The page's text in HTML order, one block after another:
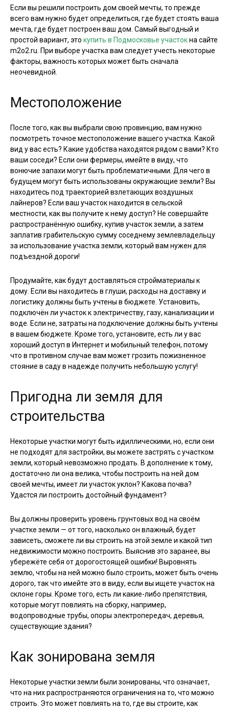
Если вы решили построить дом своей мечты, то прежде
всего вам нужно будет определиться, где будет стоять ваша
мечта, где будет построен ваш дом. Самый выгодный и
простой вариант, это купить в Подмосковье участокна сайте
m2o2.ru. При выборе участка вам следует учесть некоторые
факторы, важность которых может быть сначала
неочевидной.
Местоположение
После того, как вы выбрали свою провинцию, вам нужно
посмотреть точное местоположение вашего участка. Какой
вид у вас есть? Какие удобства находятся рядом с вами? Кто
ваши соседи? Если они фермеры, имейте в виду, что
вонючие запахи могут быть проблематичными. Для чего в
будущем могут быть использованы окружающие земли? Вы
находитесь под траекторией взлетающих воздушных
лайнеров? Если ваш участок находится в сельской
местности, как вы получите к нему доступ? Не совершайте
распространённую ошибку, купив участок земли, а затем
заплатив грабительскую сумму соседнему землевладельцу
за использование участка земли, который вам нужен для
подъездной дороги!
Продумайте, как будут доставляться стройматериалы к
дому. Если вы находитесь в глуши, расходы на доставку и
логистику должны быть учтены в бюджете. Установить,
подключён ли участок к электричеству, газу, канализации и
воде. Если не, затраты на подключение должны быть учтены
в вашем бюджете. Кроме того, установите, есть ли у вас
хороший доступ в Интернет и мобильный телефон, потому
что в противном случае вам может грозить пожизненное
стояние в саду в надежде получить небольшую услугу!
Пригодна ли земля для
строительства
Некоторые участки могут быть идиллическими, но, если они
не подходят для застройки, вы можете застрять с участком
земли, который невозможно продать. В дополнение к тому,
достаточно ли она велика, чтобы построить на ней дом
своей мечты, имеет ли участок уклон? Какова почва?
Удастся ли построить достойный фундамент?
Вы должны проверить уровень грунтовых вод на своём
участке земли — от того, насколько он влажный, будет
зависеть, сможете ли вы строить на этой земле и какой тип
недвижимости можно построить. Выяснив это заранее, вы
убережёте себя от дорогостоящей ошибки! Выровнять
землю, чтобы на ней можно было строить, может быть очень
дорого, так что имейте это в виду, если вы ищете участок на
склоне горы. Кроме того, есть ли какие-либо препятствия,
которые могут повлиять на сборку, например,
водопроводные трубы, опоры электропередач, деревья,
существующие здания?
Как зонирована земля
Некоторые участки земли были зонированы, что означает,
что на них распространяются ограничения на то, что можно
строить. Это может повлиять на то, где вы строите, как